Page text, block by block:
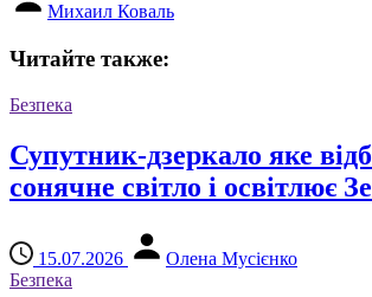
Михаил Коваль
Читайте также:
Безпека
Супутник-дзеркало яке
сонячне світло і освітлює
15.07.2026
Олена Мусієнко
Безпека